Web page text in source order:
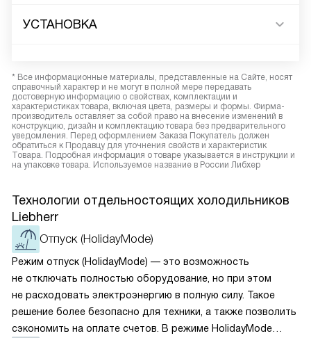
УСТАНОВКА
* Все информационные материалы, представленные на Сайте, носят
справочный характер и не могут в полной мере передавать
достоверную информацию о свойствах, комплектации и
характеристиках товара, включая цвета, размеры и формы. Фирма-
производитель оставляет за собой право на внесение изменений в
конструкцию, дизайн и комплектацию товара без предварительного
уведомления. Перед оформлением Заказа Покупатель должен
обратиться к Продавцу для уточнения свойств и характеристик
Товара. Подробная информация о товаре указывается в инструкции и
на упаковке товара. Используемое название в России Либхер
Технологии отдельностоящих холодильников
Liebherr
Отпуск (HolidayMode)
Режим отпуск (HolidayMode) — это возможность
не отключать полностью оборудование, но при этом
не расходовать электроэнергию в полную силу. Такое
решение более безопасно для техники, а также позволить
сэкономить на оплате счетов. В режиме HolidayMode